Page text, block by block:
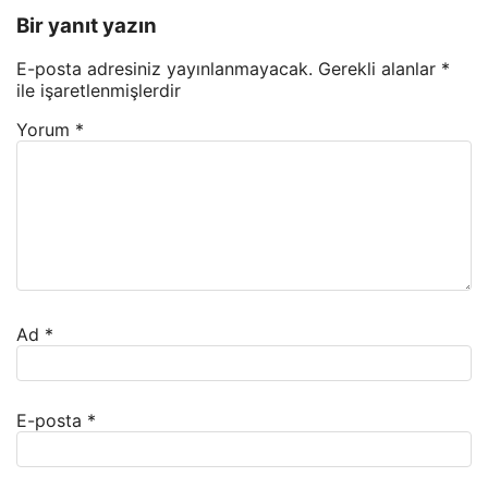
Bir yanıt yazın
E-posta adresiniz yayınlanmayacak. Gerekli alanlar *
ile işaretlenmişlerdir
Yorum *
Ad *
E-posta *